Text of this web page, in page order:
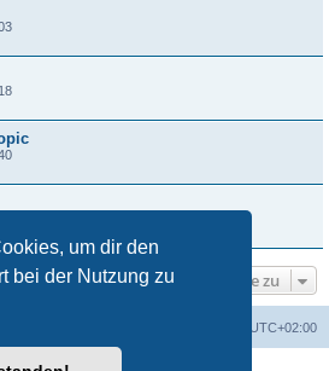
um dir den
bei der Nutzung zu
Gehe zu
UTC+02:00